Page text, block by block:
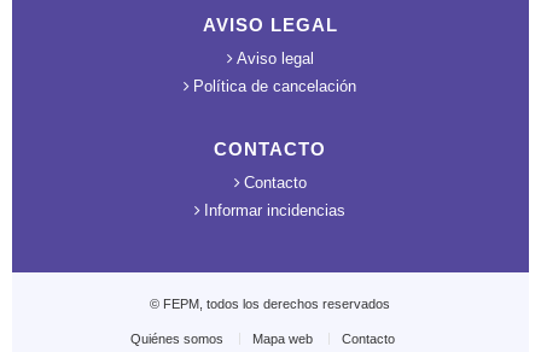
AVISO LEGAL
Aviso legal
Política de cancelación
CONTACTO
Contacto
Informar incidencias
© FEPM, todos los derechos reservados
Quiénes somos Mapa web Contacto